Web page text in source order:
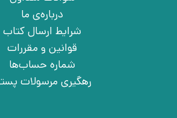
درباره‌ی ما
شرایط ارسال کتاب
قوانین و مقررات
شماره حساب‌ها
رهگیری مرسولات